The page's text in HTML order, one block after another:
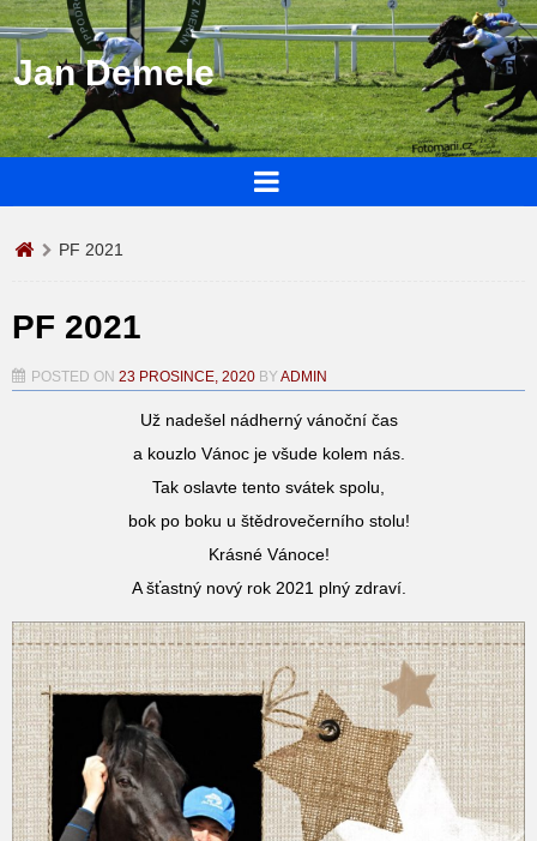
Jan Demele
PF 2021
PF 2021
POSTED ON 23 PROSINCE, 2020 BYADMIN
Už nadešel nádherný vánoční čas
a kouzlo Vánoc je všude kolem nás.
Tak oslavte tento svátek spolu,
bok po boku u štědrovečerního stolu!
Krásné Vánoce!
A šťastný nový rok 2021 plný zdraví.